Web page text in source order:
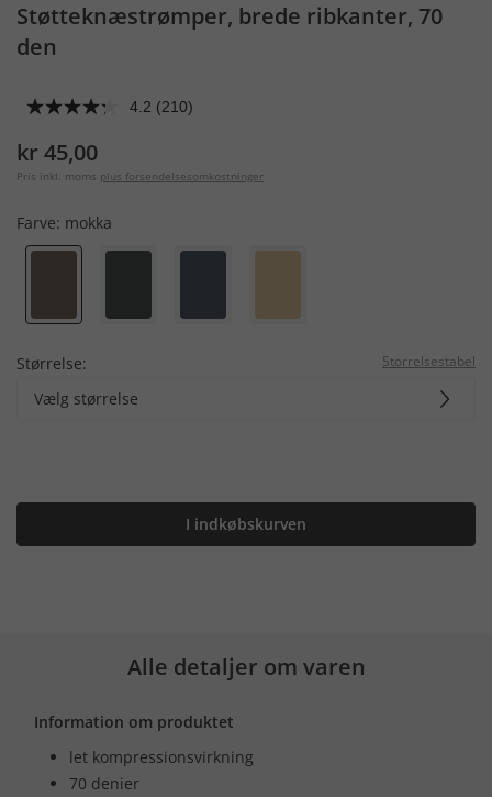
Støtteknæstrømper, brede ribkanter, 70
den
4.2 (210)
kr 45,00
Pris inkl. moms plus forsendelsesomkostninger
Farve: mokka
Størrelse: Storrelsestabel
Vælg størrelse
I indkøbskurven
Alle detaljer om varen
Information om produktet
let kompressionsvirkning
70 denier